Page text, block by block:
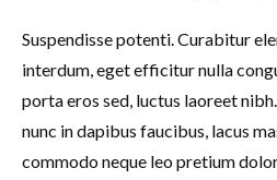
Suspendisse potenti. Curabitur
interdum, eget efficitur nulla
porta eros sed, luctus laoreet
nunc in dapibus faucibus, lacus
commodo neque leo pretium